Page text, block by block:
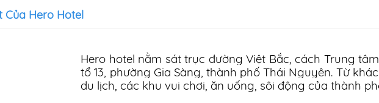
Của Hero Hotel
Hero hotel nằm sát trục đường Việt Bắc, cách Trung
tổ 13, phường Gia Sàng, thành phố Thái Nguyên. Từ
du lịch, các khu vui chơi, ăn uống, sôi động của thành